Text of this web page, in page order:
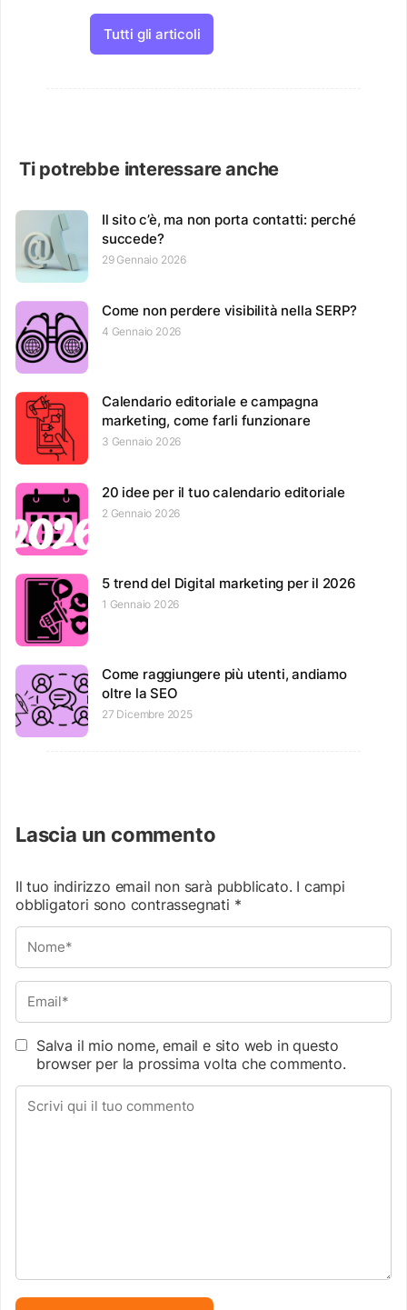
Tutti gli articoli
Ti potrebbe interessare anche
Il sito c’è, ma non porta contatti: perché
succede?
29 Gennaio 2026
Come non perdere visibilità nella SERP?
4 Gennaio 2026
Calendario editoriale e campagna
marketing, come farli funzionare
3 Gennaio 2026
20 idee per il tuo calendario editoriale
2 Gennaio 2026
5 trend del Digital marketing per il 2026
1 Gennaio 2026
Come raggiungere più utenti, andiamo
oltre la SEO
27 Dicembre 2025
Lascia un commento
Il tuo indirizzo email non sarà pubblicato. I campi
obbligatori sono contrassegnati *
Salva il mio nome, email e sito web in questo
browser per la prossima volta che commento.